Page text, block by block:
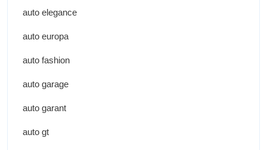
auto elegance
auto europa
auto fashion
auto garage
auto garant
auto gt